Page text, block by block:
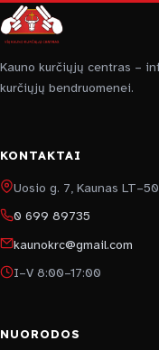
Kauno kurčiųjų centras –
kurčiųjų bendruomenei.
KONTAKTAI
Uosio g. 7, Kaunas
0 699 89735
kaunokrc@gmail.com
I–V 8:00–17:00
NUORODOS